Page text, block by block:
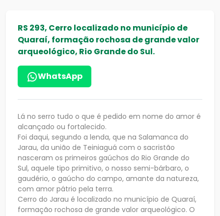
RS 293, Cerro localizado no município de
Quaraí, formação rochosa de grande valor
arqueológico, Rio Grande do Sul.
WhatsApp
Lá no serro tudo o que é pedido em nome do amor é
alcançado ou fortalecido.
Foi daqui, segundo a lenda, que na Salamanca do
Jarau, da união de Teiniaguá com o sacristão
nasceram os primeiros gaúchos do Rio Grande do
Sul, aquele tipo primitivo, o nosso semi-bárbaro, o
gaudério, o gaúcho do campo, amante da natureza,
com amor pátrio pela terra.
Cerro do Jarau é localizado no município de Quaraí,
formação rochosa de grande valor arqueológico. O